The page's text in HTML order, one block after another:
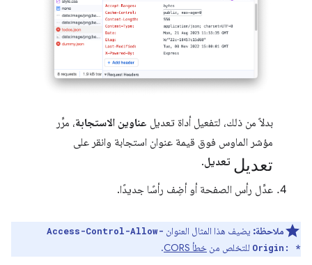
بدلاً من ذلك، لتفعيل أداة تعديل عناوين الاستجابة، مرِّر
مؤشر الماوس فوق قيمة عنوان استجابة وانقر على
تعديل تعديل.
عدِّل رأس الصفحة أو أضِف رأسًا جديدًا.
ملاحظة: يضيف هذا المثال العنوان Access-Control-Allow-
Origin: * للتخلص من خطأ CORS .